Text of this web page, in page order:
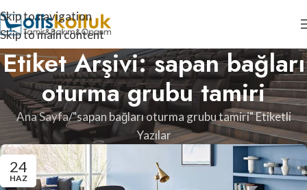
Skip to navigation
Skip to main content
Etiket Arşivi: sapan bağları
oturma grubu tamiri
Ana Sayfa "sapan bağları oturma grubu tamiri" Etiketli
Yazılar
24
HAZ